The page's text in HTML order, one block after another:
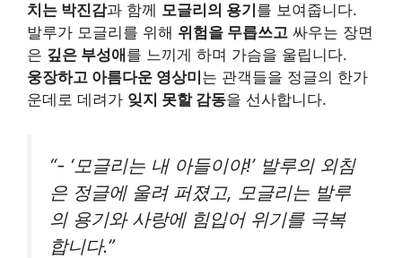
치는 박진감과 함께 모글리의 용기 를 보여줍니다.
발루가 모글리를 위해 위험을 무릅쓰고 싸우는 장면
은 깊은 부성애 를 느끼게 하며 가슴을 울립니다.
웅장하고 아름다운 영상미 는 관객들을 정글의 한가
운데로 데려가 잊지 못할 감동을 선사합니다.
“- ‘모글리는 내 아들이야!’ 발루의 외침
은 정글에 울려 퍼졌고, 모글리는 발루
의 용기와 사랑에 힘입어 위기를 극복
합니다.”